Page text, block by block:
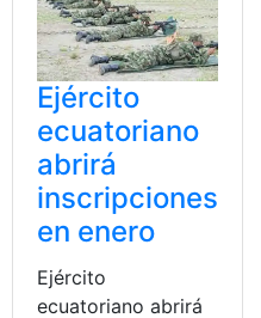
Ejército
ecuatoriano
abrirá
inscripciones
en enero
Ejército
ecuatoriano abrirá